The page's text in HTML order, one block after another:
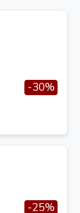
-30%
-25%